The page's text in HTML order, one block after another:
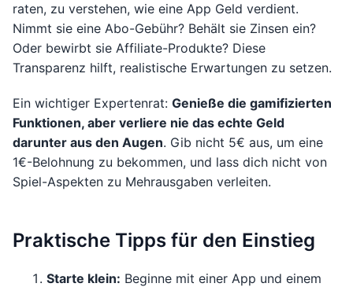
raten, zu verstehen, wie eine App Geld verdient.
Nimmt sie eine Abo-Gebühr? Behält sie Zinsen ein?
Oder bewirbt sie Affiliate-Produkte? Diese
Transparenz hilft, realistische Erwartungen zu setzen.
Ein wichtiger Expertenrat: Genieße die gamifizierten
Funktionen, aber verliere nie das echte Geld
darunter aus den Augen. Gib nicht 5€ aus, um eine
1€-Belohnung zu bekommen, und lass dich nicht von
Spiel-Aspekten zu Mehrausgaben verleiten.
Praktische Tipps für den Einstieg
Starte klein: Beginne mit einer App und einem